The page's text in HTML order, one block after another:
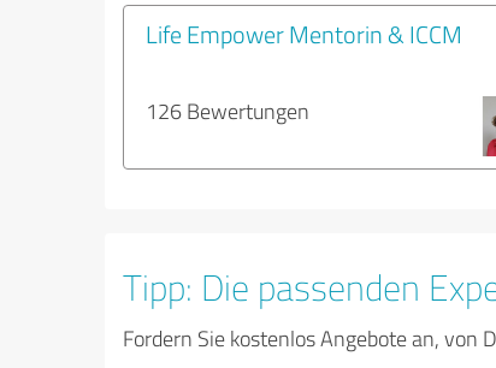
Life Empower Mentorin & ICCM
126 Bewertungen
Tipp: Die passenden
Fordern Sie kostenlos Angebote an,